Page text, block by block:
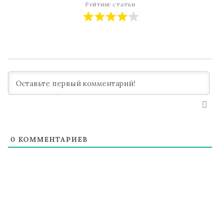
Рейтинг статьи
0 КОММЕНТАРИЕВ